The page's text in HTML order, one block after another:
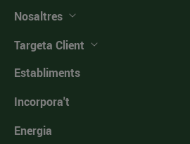
Nosaltres
Targeta Client
Establiments
Incorpora't
Energia